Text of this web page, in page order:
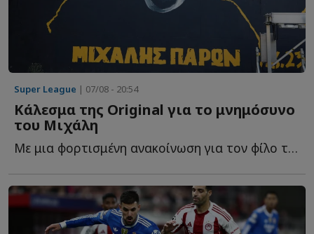
Super League | 07/08 - 20:54
Κάλεσμα της Original για το μνημόσυνο
του Μιχάλη
Με μια φορτισμένη ανακοίνωση για τον φίλο της ΑΕΚ που έ...